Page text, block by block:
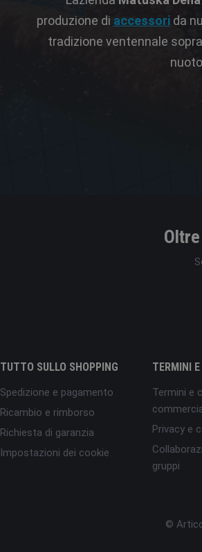
produzione di accessorida
tradizione ventennale
TUTTO SULLO SHOPPING
Spedizione e pagamento
Ricambio e rimborso
Richiesta di garanzia
Impostazioni dei cookie
TERMINI
Termini e
Privacy e
gruppi
©